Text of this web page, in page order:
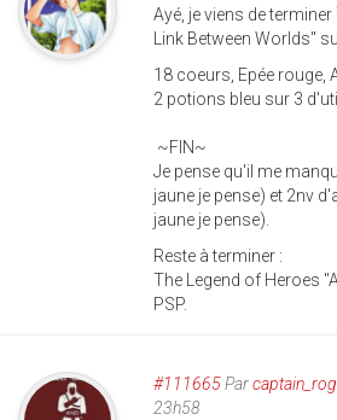
Ayé, je viens de
Link Between Worlds"
18 coeurs, Epée rouge,
2 potions bleu sur 3
~FIN~
Je pense qu'il me
jaune je pense) et 2nv
jaune je pense).
Reste à terminer :
The Legend of Heroes
PSP.
#111665Par
23h58